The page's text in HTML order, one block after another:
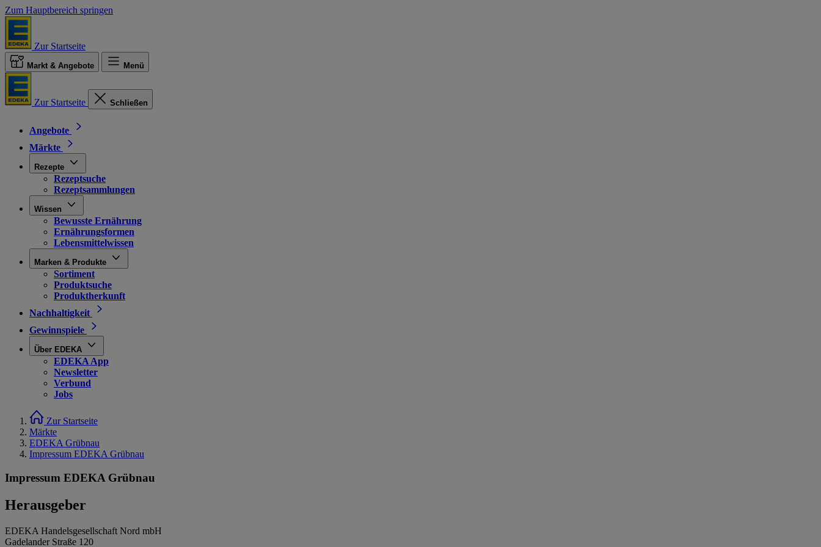
Zum Hauptbereich springen
Zur Startseite
Markt & Angebote Menü
Zur Startseite Schließen
Angebote
Märkte
Rezepte
Rezeptsuche
Rezeptsammlungen
Wissen
Bewusste Ernährung
Ernährungsformen
Lebensmittelwissen
Marken & Produkte
Sortiment
Produktsuche
Produktherkunft
Nachhaltigkeit
Gewinnspiele
Über EDEKA
EDEKA App
Newsletter
Verbund
Jobs
Zur Startseite
Märkte
EDEKA Grübnau
Impressum EDEKA Grübnau
Impressum EDEKA Grübnau
Herausgeber
EDEKA Handelsgesellschaft Nord mbH
Gadelander Straße 120